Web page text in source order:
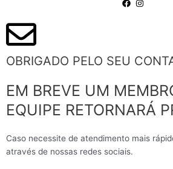
OBRIGADO PELO SEU
EM BREVE UM
EQUIPE RETORNARÁ
Caso necessite de atendimento mais
através de nossas redes sociais.